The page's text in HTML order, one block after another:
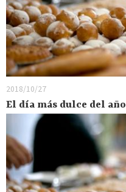
2018/10/27
El día más dulce del